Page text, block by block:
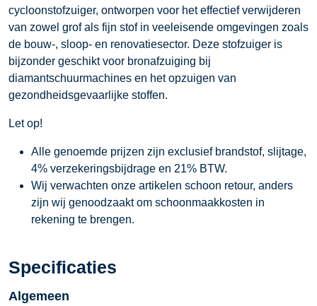
cycloonstofzuiger, ontworpen voor het effectief verwijderen
van zowel grof als fijn stof in veeleisende omgevingen zoals
de bouw-, sloop- en renovatiesector. Deze stofzuiger is
bijzonder geschikt voor bronafzuiging bij
diamantschuurmachines en het opzuigen van
gezondheidsgevaarlijke stoffen.
Let op!
Alle genoemde prijzen zijn exclusief brandstof, slijtage,
4% verzekeringsbijdrage en 21% BTW.
Wij verwachten onze artikelen schoon retour, anders
zijn wij genoodzaakt om schoonmaakkosten in
rekening te brengen.
Specificaties
Algemeen